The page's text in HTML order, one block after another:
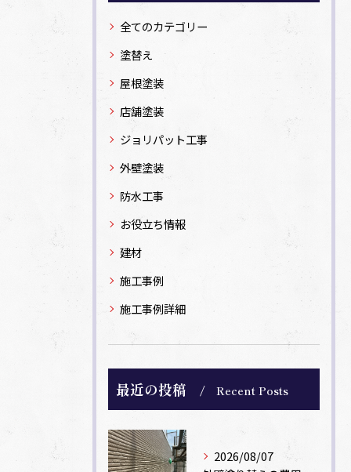
全てのカテゴリー
塗替え
屋根塗装
店舗塗装
ジョリパット工事
外壁塗装
防水工事
お役立ち情報
建材
施工事例
施工事例詳細
最近の投稿 Recent Posts
2026/08/07